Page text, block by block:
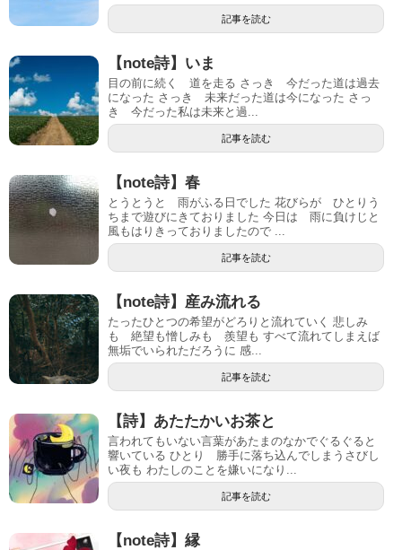
記事を読む
【note詩】いま
目の前に続く 道を走る さっき 今だった道は過去
になった さっき 未来だった道は今になった さっ
き 今だった私は未来と過...
記事を読む
【note詩】春
とうとうと 雨がふる日でした 花びらが ひとりう
ちまで遊びにきておりました 今日は 雨に負けじと
風もはりきっておりましたので ...
記事を読む
【note詩】産み流れる
たったひとつの希望がどろりと流れていく 悲しみ
も 絶望も憎しみも 羨望も すべて流れてしまえば
無垢でいられただろうに 感...
記事を読む
【詩】あたたかいお茶と
言われてもいない言葉があたまのなかでぐるぐると
響いている ひとり 勝手に落ち込んでしまうさびし
い夜も わたしのことを嫌いになり...
記事を読む
【note詩】縁